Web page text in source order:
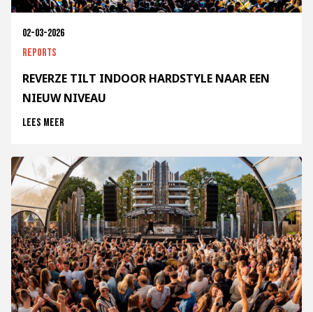
02-03-2026
Reports
REVERZE TILT INDOOR HARDSTYLE NAAR EEN
NIEUW NIVEAU
Lees meer